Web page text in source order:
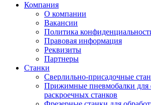
Компания
О компании
Вакансии
Политика
Правовая информация
Реквизиты
Партнеры
Станки
Сверлильно-присадочные
Прижимные пневмобалки для
раскроечных станков